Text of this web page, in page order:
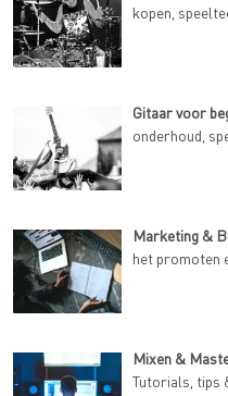
kopen,
Gitaar voor
onderhoud,
Marketing &
het promoten
Mixen &
Tutorials, tips